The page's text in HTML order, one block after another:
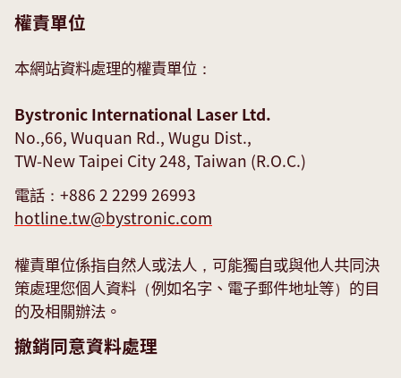
權責單位
本網站資料處理的權責單位：
Bystronic International Laser Ltd.
No.,66, Wuquan Rd., Wugu Dist.,
TW-New Taipei City 248, Taiwan (R.O.C.)
電話：+886 2 2299 26993
hotline.tw@bystronic.com
權責單位係指自然人或法人，可能獨自或與他人共同決
策處理您個人資料（例如名字、電子郵件地址等）的目
的及相關辦法。
撤銷同意資料處理